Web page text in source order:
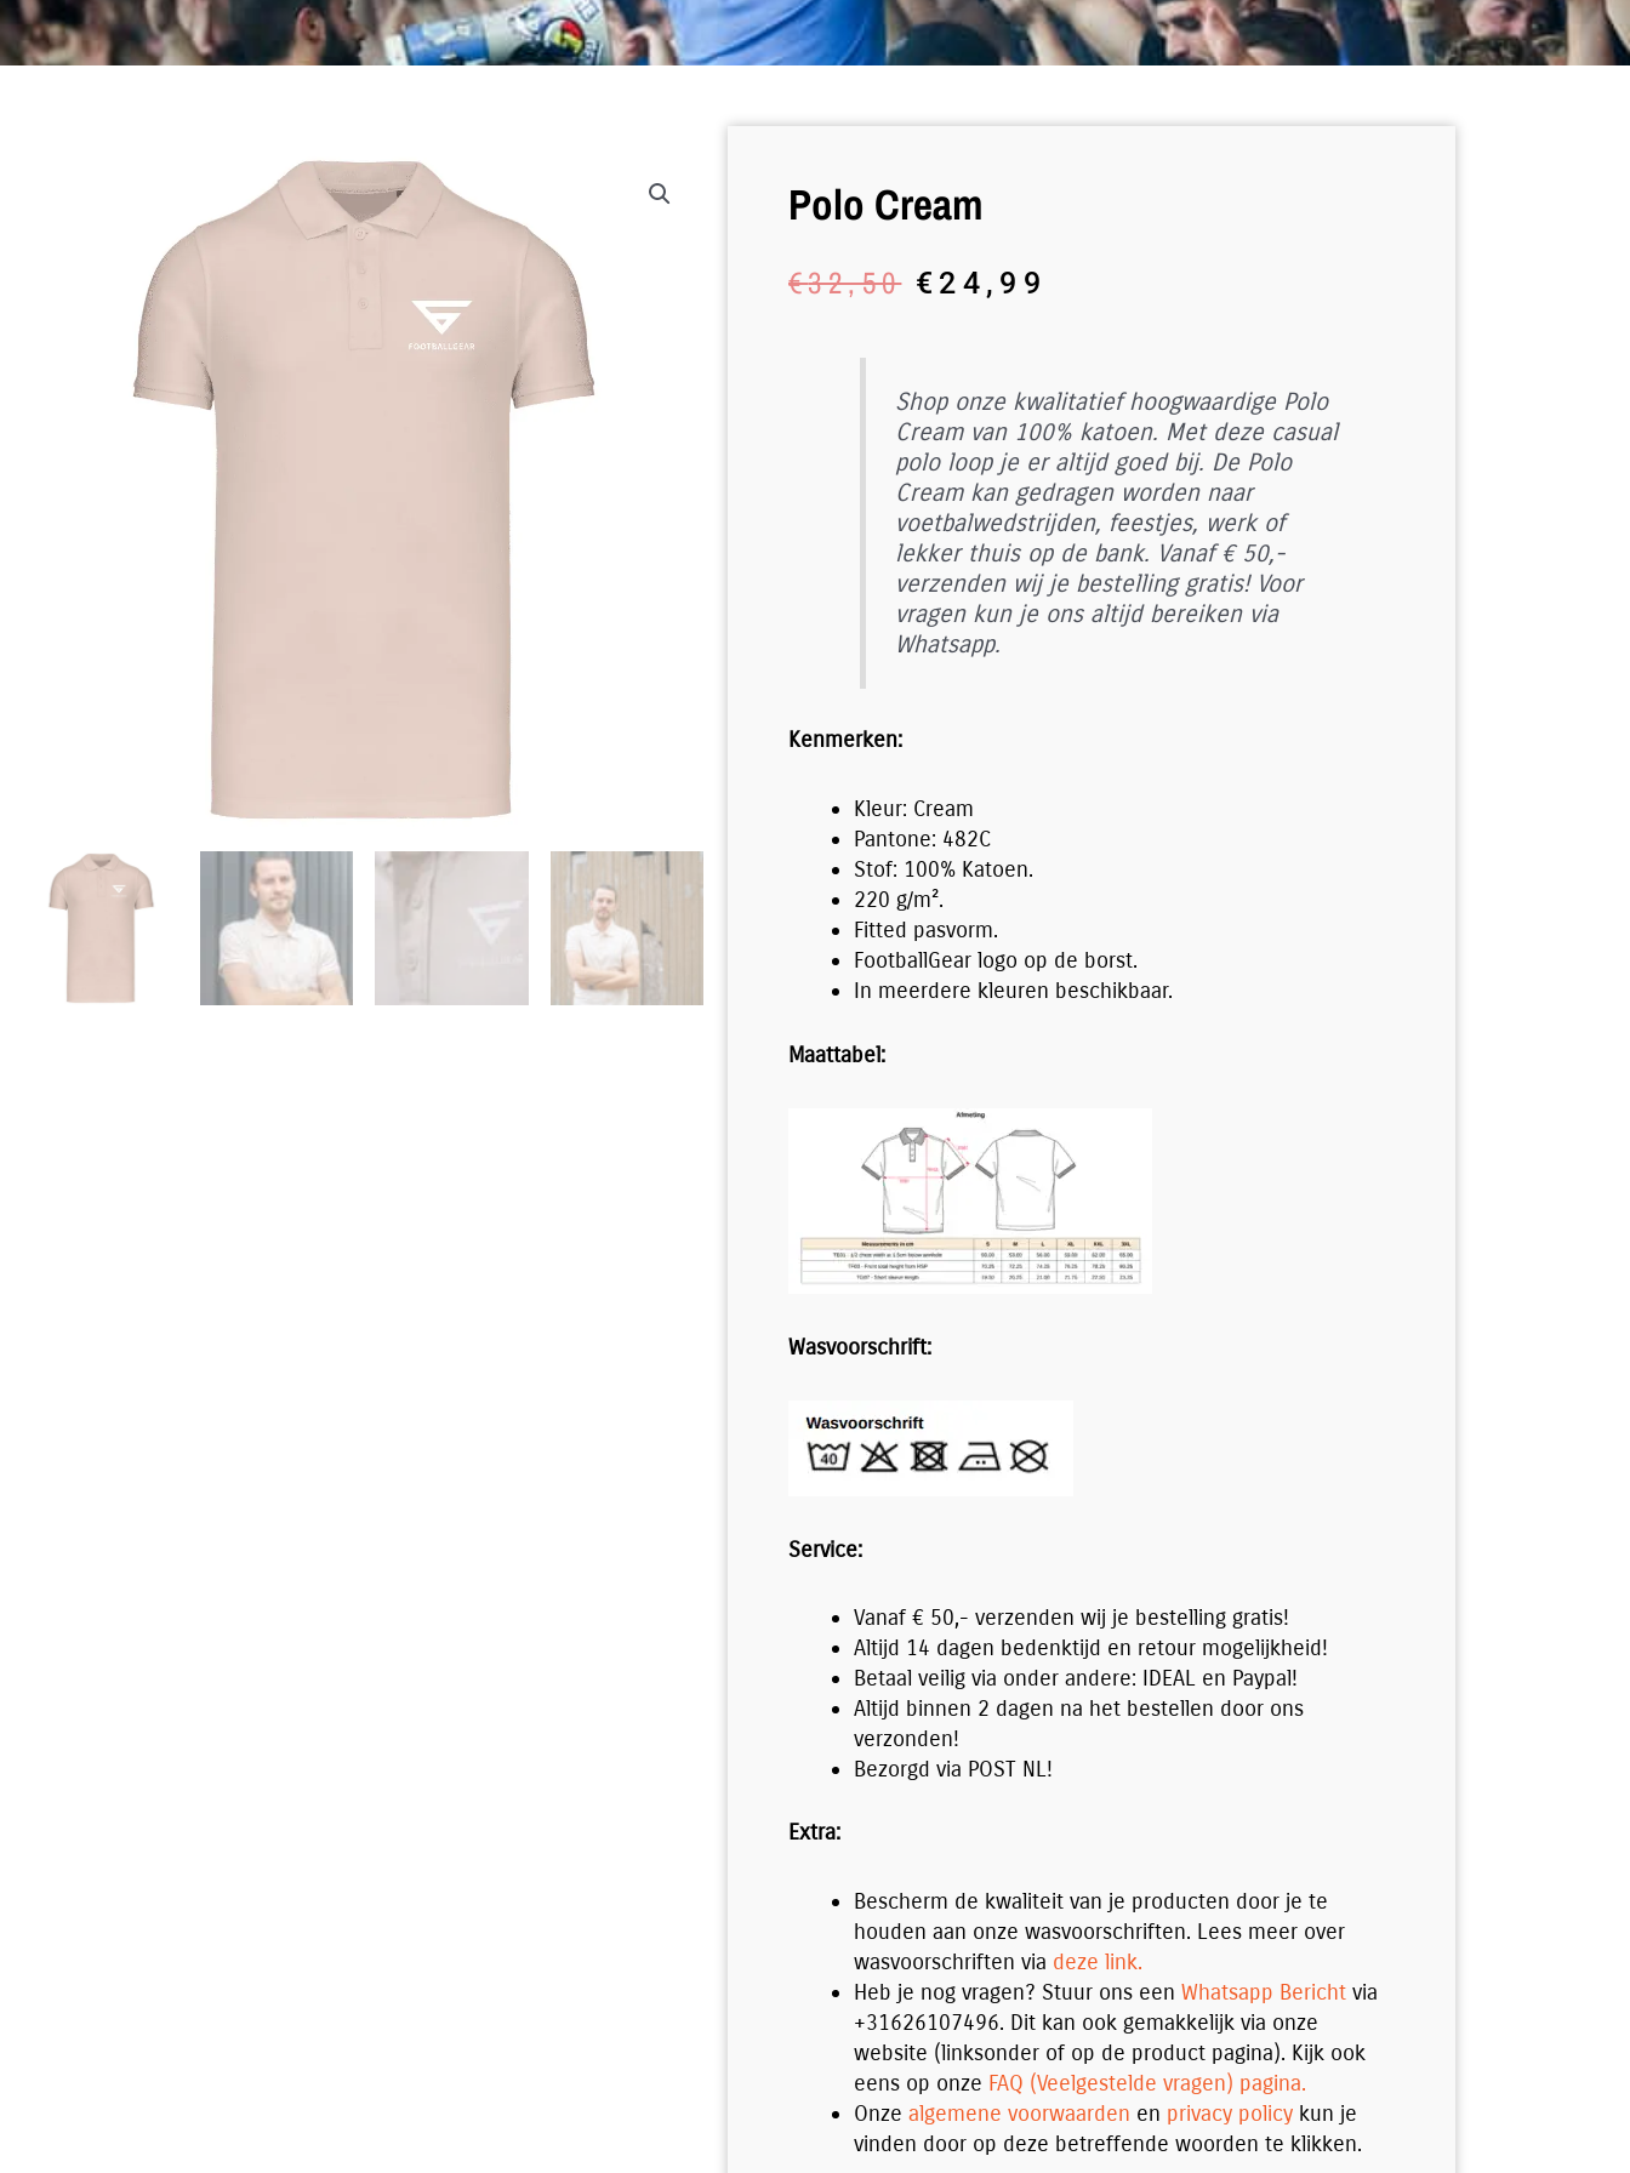
Polo Cream
€32,50 Oorspronkelijke
prijs
€ 24,99
Shop onze kwalitatief hoogwaardige Polo
Cream van 100% katoen. Met deze casual
polo loop je er altijd goed bij. De Polo
Cream kan gedragen worden naar
voetbalwedstrijden, feestjes, werk of
lekker thuis op de bank. Vanaf € 50,-
verzenden wij je bestelling gratis! Voor
vragen kun je ons altijd bereiken via
Whatsapp.
Kenmerken:
Kleur: Cream
Pantone: 482C
Stof: 100% Katoen.
220 g/m².
Fitted pasvorm.
FootballGear logo op de borst.
In meerdere kleuren beschikbaar.
Maattabel:
Wasvoorschrift:
Service:
Vanaf € 50,- verzenden wij je bestelling gratis!
Altijd 14 dagen bedenktijd en retour mogelijkheid!
Betaal veilig via onder andere: IDEAL en Paypal!
Altijd binnen 2 dagen na het bestellen door ons
verzonden!
Bezorgd via POST NL!
Extra:
Bescherm de kwaliteit van je producten door je te
houden aan onze wasvoorschriften. Lees meer over
wasvoorschriften via deze link.
Heb je nog vragen? Stuur ons een Whatsapp Bericht via
+31626107496. Dit kan ook gemakkelijk via onze
website (linksonder of op de product pagina). Kijk ook
eens op onze FAQ (Veelgestelde vragen) pagina.
Onze algemene voorwaarden en privacy policy kun je
vinden door op deze betreffende woorden te klikken.